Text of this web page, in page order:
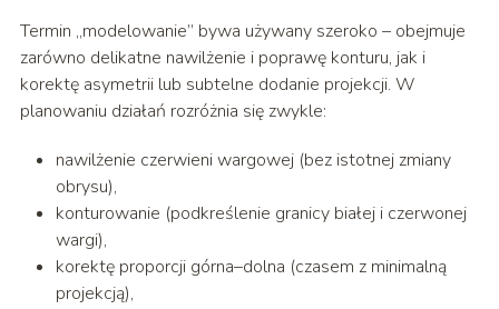
Termin „modelowanie” bywa używany szeroko – obejmuje
zarówno delikatne nawilżenie i poprawę konturu, jak i
korektę asymetrii lub subtelne dodanie projekcji. W
planowaniu działań rozróżnia się zwykle:
nawilżenie czerwieni wargowej (bez istotnej zmiany
obrysu),
konturowanie (podkreślenie granicy białej i czerwonej
wargi),
korektę proporcji górna–dolna (czasem z minimalną
projekcją),